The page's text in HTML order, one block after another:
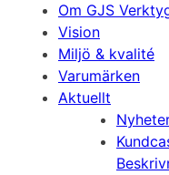
Om GJS
Vision
Miljö & kvalité
Varumärken
Aktuellt